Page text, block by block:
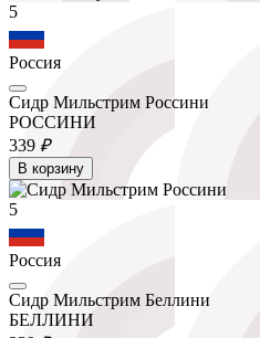
5
Россия
Сидр Мильстрим Россини
РОССИНИ
339 ₽
В корзину
5
Россия
Сидр Мильстрим Беллини
БЕЛЛИНИ